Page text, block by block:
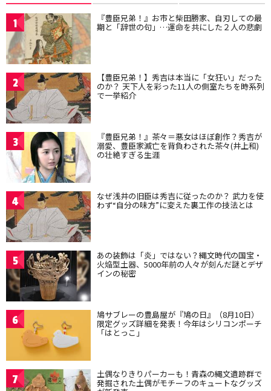
1 『豊臣兄弟！』お市と柴田勝家、自刃しての最
期と「辞世の句」…運命を共にした２人の悲劇
2 【豊臣兄弟！】秀吉は本当に「女狂い」だった
のか？ 天下人を彩った11人の側室たちを時系列
で一挙紹介
3 『豊臣兄弟！』茶々＝悪女はほぼ創作？秀吉が
溺愛、豊臣家滅亡を背負わされた茶々(井上和)
の壮絶すぎる生涯
4 なぜ浅井の旧臣は秀吉に従ったのか？ 武力を使
わず“自分の味方”に変えた裏工作の技法とは
5 あの装飾は「炎」ではない？縄文時代の国宝・
火焔型土器、5000年前の人々が刻んだ謎とデザ
インの秘密
6 鳩サブレーの豊島屋が『鳩の日』（8月10日）
限定グッズ詳細を発表！今年はシリコンポーチ
「はとっこ」
7 土偶なりきりパーカーも！青森の縄文遺跡群で
発掘された土偶がモチーフのキュートなグッズ